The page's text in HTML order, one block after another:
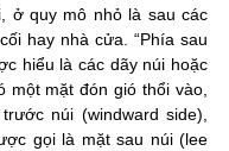
ở quy mô nhỏ là sau các
hay nhà cửa. “Phía sau
hiểu là các dãy núi hoặc
một mặt đón gió thổi vào,
núi (windward side),
gọi là mặt sau núi (lee